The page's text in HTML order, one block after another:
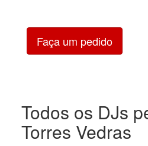
Faça um pedido
Todos os DJs
Torres Vedras